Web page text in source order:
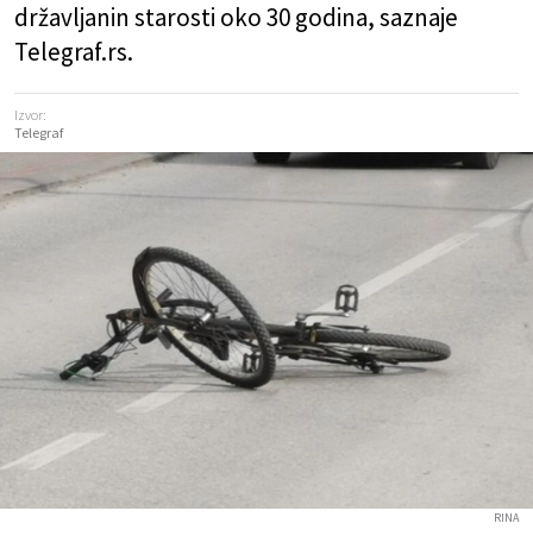
državljanin starosti oko 30 godina, saznaje
Telegraf.rs.
Izvor:
Telegraf
RINA